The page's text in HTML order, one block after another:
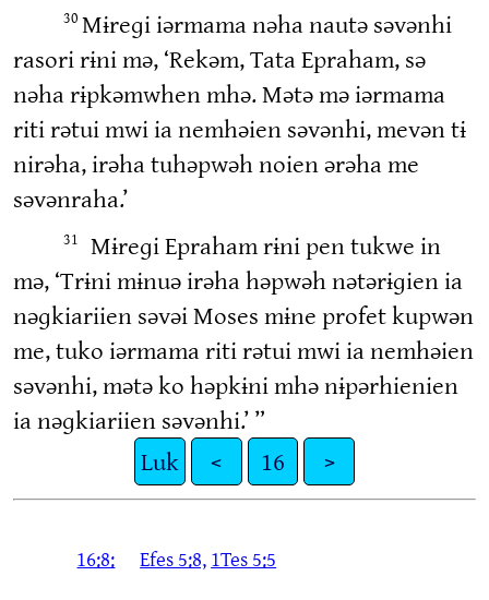
30 Mɨreɡi iərmama nəha nautə səvənhi
rasori rɨni mə, ‘Rekəm, Tata Epraham, sə
nəha rɨpkəmwhen mhə. Mətə mə iərmama
riti rətui mwi ia nemhəien səvənhi, mevən tɨ
nirəha, irəha tuhəpwəh noien ərəha me
səvənraha.’
31
Mɨreɡi Epraham rɨni pen tukwe in
mə, ‘Trɨni mɨnuə irəha həpwəh nətərɨɡien ia
nəɡkiariien səvəi Moses mɨne profet kupwən
me, tuko iərmama riti rətui mwi ia nemhəien
səvənhi, mətə ko həpkɨni mhə nɨpərhienien
ia nəɡkiariien səvənhi.’ ”
Luk
< 16 >
16:8: Efes 5:8,1Tes 5:5